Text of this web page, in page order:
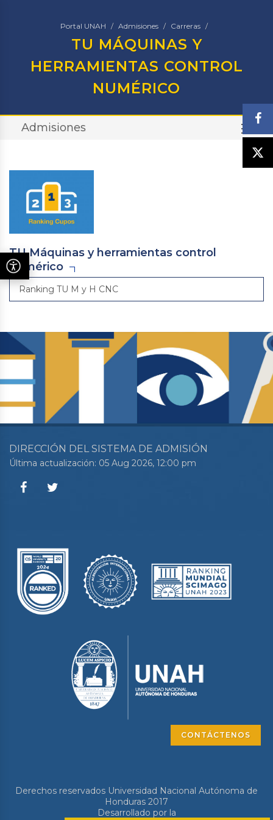
Portal UNAH Admisiones Carreras
TU MÁQUINAS Y
HERRAMIENTAS CONTROL
NUMÉRICO
Admisiones
TU Máquinas y herramientas control
numérico
Ranking TU M y H CNC
DIRECCIÓN DEL SISTEMA DE ADMISIÓN
Última actualización: 05 Aug 2026, 12:00 pm
CONTÁCTENOS
Derechos reservados Universidad Nacional Autónoma de
Honduras 2017
Desarrollado por la